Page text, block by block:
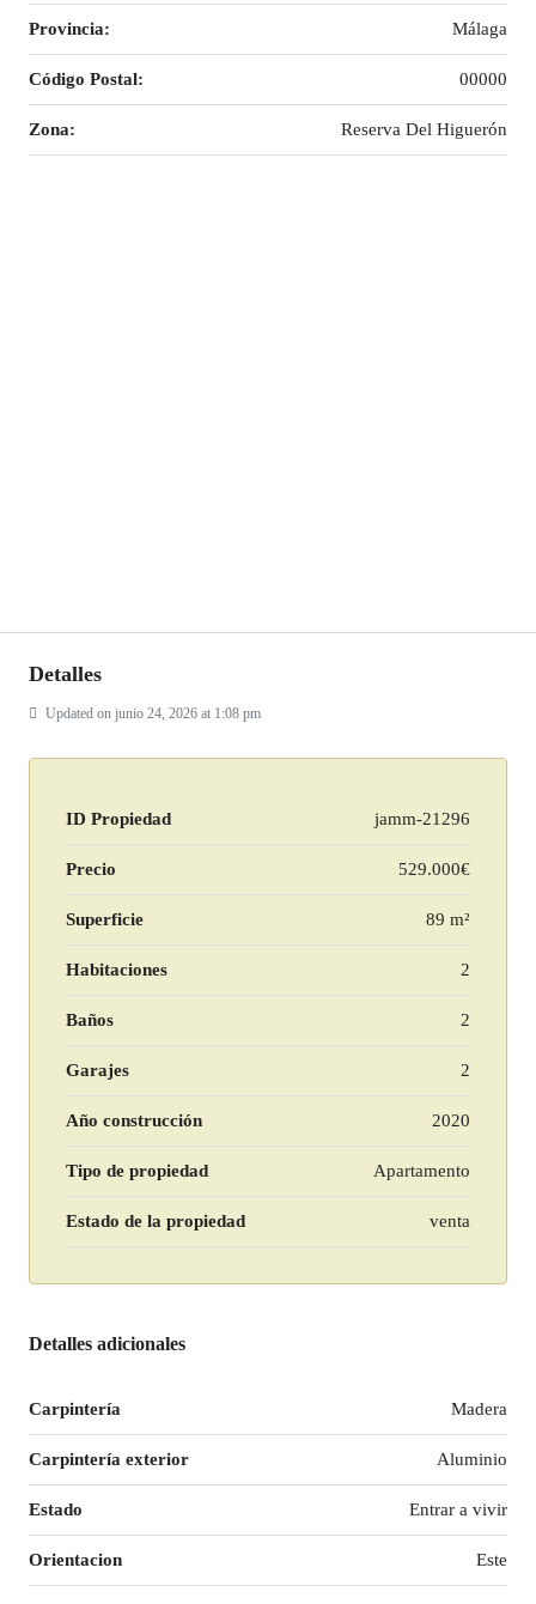
Provincia: Málaga
Código Postal: 00000
Zona: Reserva Del Higuerón
Detalles
Updated on junio 24, 2026 at 1:08 pm
ID Propiedad jamm-21296
Precio 529.000€
Superficie 89 m²
Habitaciones 2
Baños 2
Garajes 2
Año construcción 2020
Tipo de propiedad Apartamento
Estado de la propiedad venta
Detalles adicionales
Carpintería Madera
Carpintería exterior Aluminio
Estado Entrar a vivir
Orientacion Este